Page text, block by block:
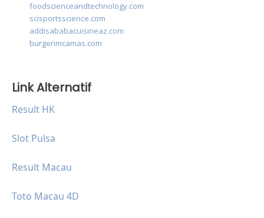
foodscienceandtechnology.com
scisportsscience.com
addisababacuisineaz.com
burgerimcamas.com
Link Alternatif
Result HK
Slot Pulsa
Result Macau
Toto Macau 4D